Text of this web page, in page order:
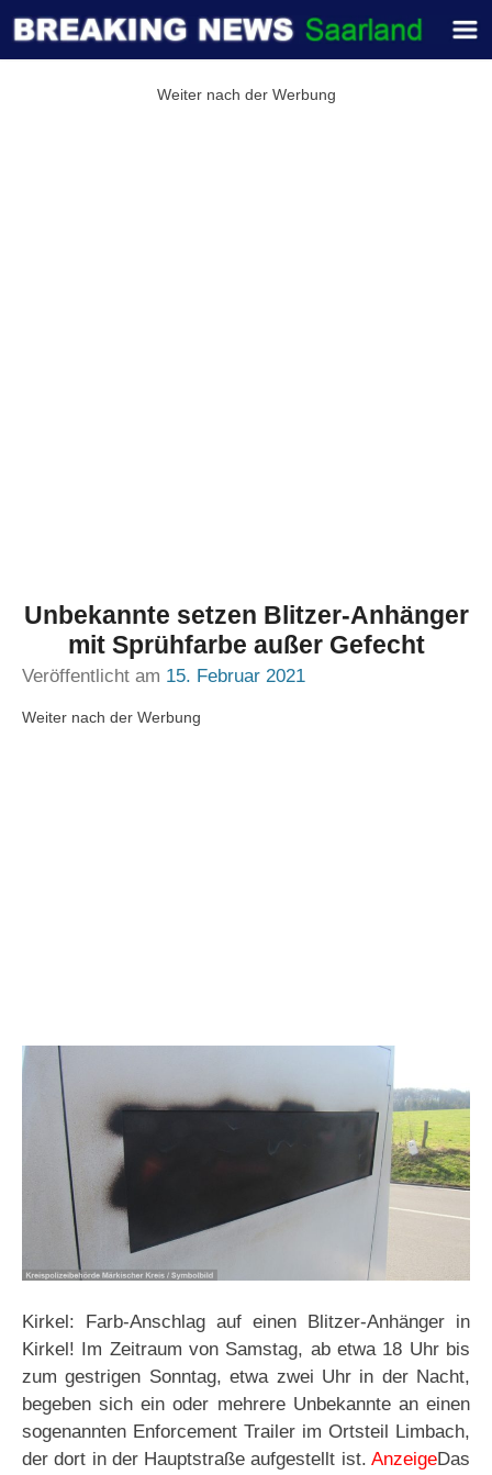
Weiter nach der Werbung
Unbekannte setzen Blitzer-Anhänger
mit Sprühfarbe außer Gefecht
Veröffentlicht am 15. Februar 2021
Weiter nach der Werbung
Kirkel: Farb-Anschlag auf einen Blitzer-Anhänger in
Kirkel! Im Zeitraum von Samstag, ab etwa 18 Uhr bis
zum gestrigen Sonntag, etwa zwei Uhr in der Nacht,
begeben sich ein oder mehrere Unbekannte an einen
sogenannten Enforcement Trailer im Ortsteil Limbach,
der dort in der Hauptstraße aufgestellt ist. AnzeigeDas